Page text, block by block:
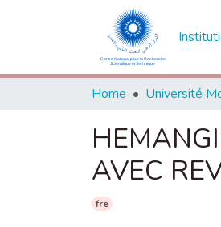
Home
AVEC
fre